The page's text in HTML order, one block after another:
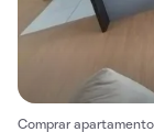
Comprar